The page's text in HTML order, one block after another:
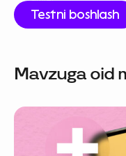
Testni boshlash
Mavzuga oid